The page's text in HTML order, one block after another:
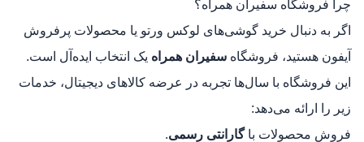
چرا فروشگاه سفیران همراه؟
اگر به دنبال خرید گوشی‌های لوکس ورتو یا محصولات پرفروش
آیفون هستید، فروشگاه سفیران همراه یک انتخاب ایده‌آل است.
این فروشگاه با سال‌ها تجربه در عرضه کالاهای دیجیتال، خدمات
زیر را ارائه می‌دهد:
فروش محصولات باگارانتی رسمی.